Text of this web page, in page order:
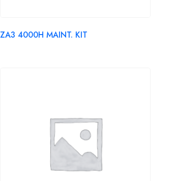
ZA3 4000H MAINT. KIT